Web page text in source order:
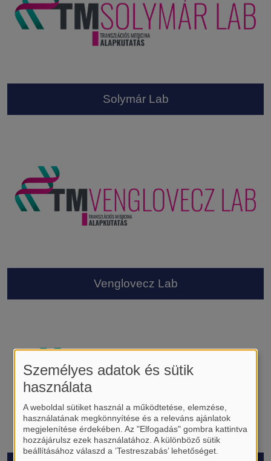
Solymár Lab
Venglovecz Lab
Személyes adatok és sütik
használata
A weboldal sütiket használ a működtetése, elemzése,
használatának megkönnyítése és a releváns ajánlatok
megjelenítése érdekében. Az "Elfogadás" gombra kattintva
hozzájárulsz ezek használatához. A különböző sütik
beállításához válaszd a ’Testreszabás’ lehetőséget.